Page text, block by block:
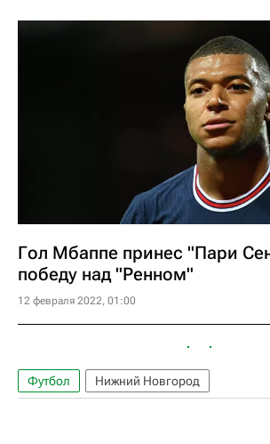
Гол Мбаппе принес "Пари
победу над "Ренном"
12 февраля 2022, 01:00
Футбол Нижний Новгород